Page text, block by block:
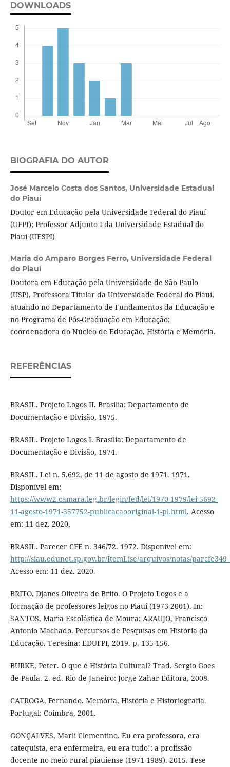
DOWNLOADS
BIOGRAFIA DO AUTOR
José Marcelo Costa dos Santos, Universidade Estadual
do Piauí
Doutor em Educação pela Universidade Federal do Piauí
(UFPI); Professor Adjunto I da Universidade Estadual do
Piauí (UESPI)
Maria do Amparo Borges Ferro, Universidade Federal
do Piauí
Doutora em Educação pela Universidade de São Paulo
(USP), Professora Titular da Universidade Federal do Piauí,
atuando no Departamento de Fundamentos da Educação e
no Programa de Pós-Graduação em Educação;
coordenadora do Núcleo de Educação, História e Memória.
REFERÊNCIAS
BRASIL. Projeto Logos II. Brasília: Departamento de
Documentação e Divisão, 1975.
BRASIL. Projeto Logos I. Brasília: Departamento de
Documentação e Divisão, 1974.
BRASIL. Lei n. 5.692, de 11 de agosto de 1971. 1971.
Disponível em:
https://www2.camara.leg.br/legin/fed/lei/1970-1979/lei-5692-
11-agosto-1971-357752-publicacaooriginal-1-pl.html. Acesso
em: 11 dez. 2020.
BRASIL. Parecer CFE n. 346/72. 1972. Disponível em:
http://siau.edunet.sp.gov.br/ItemLise/arquivos/notas/
Acesso em: 11 dez. 2020.
BRITO, Djanes Oliveira de Brito. O Projeto Logos e a
formação de professores leigos no Piauí (1973-2001). In:
SANTOS, Maria Escolástica de Moura; ARAUJO, Francisco
Antonio Machado. Percursos de Pesquisas em História da
Educação. Teresina: EDUFPI, 2019. p. 135-156.
BURKE, Peter. O que é História Cultural? Trad. Sergio Goes
de Paula. 2. ed. Rio de Janeiro: Jorge Zahar Editora, 2008.
CATROGA, Fernando. Memória, História e Historiografia.
Portugal: Coimbra, 2001.
GONÇALVES, Marli Clementino. Eu era professora, era
catequista, era enfermeira, eu era tudo!: a profissão
docente no meio rural piauiense (1971-1989). 2015. Tese